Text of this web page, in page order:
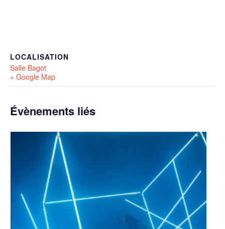
LOCALISATION
Salle Bagot
+ Google Map
Évènements liés